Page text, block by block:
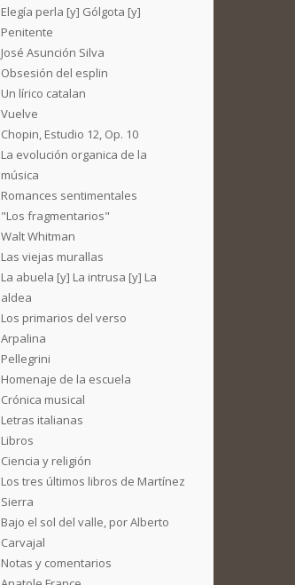
Elegía perla [y] Gólgota [y]
Penitente
José Asunción Silva
Obsesión del esplin
Un lírico catalan
Vuelve
Chopin, Estudio 12, Op. 10
La evolución organica de la
música
Romances sentimentales
"Los fragmentarios"
Walt Whitman
Las viejas murallas
La abuela [y] La intrusa [y] La
aldea
Los primarios del verso
Arpalina
Pellegrini
Homenaje de la escuela
Crónica musical
Letras italianas
Libros
Ciencia y religión
Los tres últimos libros de Martínez
Sierra
Bajo el sol del valle, por Alberto
Carvajal
Notas y comentarios